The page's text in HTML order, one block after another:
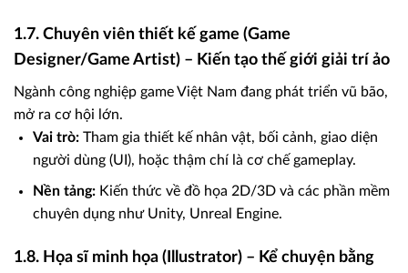
1.7. Chuyên viên thiết kế game (Game
Designer/Game Artist) – Kiến tạo thế giới giải trí ảo
Ngành công nghiệp game Việt Nam đang phát triển vũ bão,
mở ra cơ hội lớn.
Vai trò:Tham gia thiết kế nhân vật, bối cảnh, giao diện
người dùng (UI), hoặc thậm chí là cơ chế gameplay.
Nền tảng:Kiến thức về đồ họa 2D/3D và các phần mềm
chuyên dụng như Unity, Unreal Engine.
1.8. Họa sĩ minh họa (Illustrator) – Kể chuyện bằng